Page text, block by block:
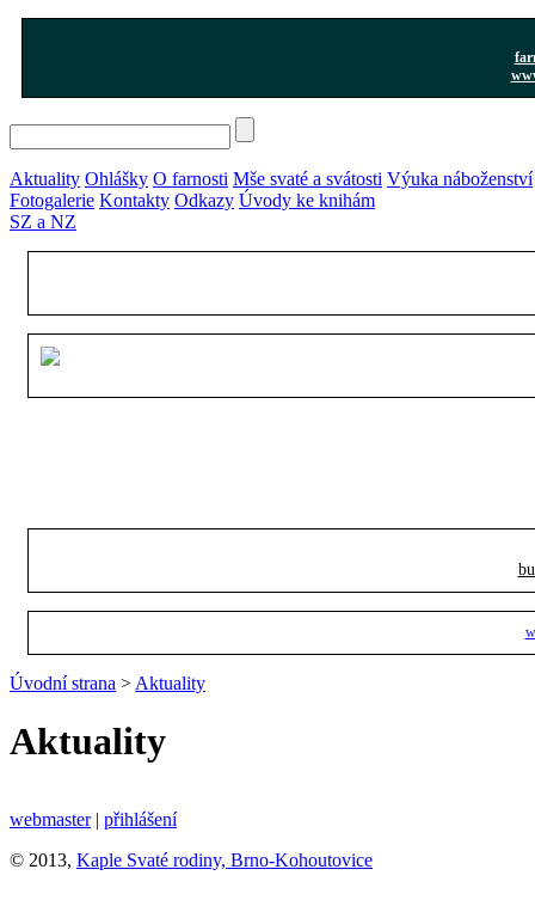
Aktuality Ohlášky O farnosti Mše svaté a svátosti Výuka náboženství
Fotogalerie Kontakty Odkazy Úvody ke knihám
SZ a NZ
Úvodní strana > Aktuality
Aktuality
webmaster| přihlášení
© 2013, Kaple Svaté rodiny, Brno-Kohoutovice